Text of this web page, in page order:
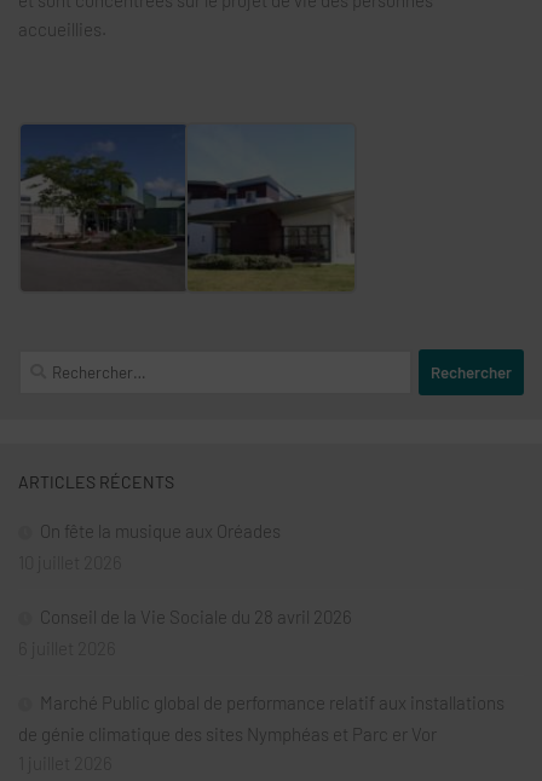
accueillies.
Rechercher :
ARTICLES RÉCENTS
On fête la musique aux Oréades
Conseil de la Vie Sociale du 28 avril 2026
Marché Public global de performance relatif aux installations
de génie climatique des sites Nymphéas et Parc er Vor